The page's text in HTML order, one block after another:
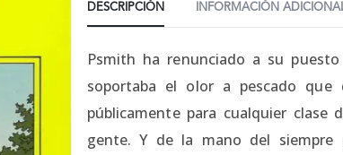
DESCRIPCIÓN INFORMACIÓN
Psmith ha renunciado a su
soportaba el olor a pescado
públicamente para cualquier clase
gente. Y de la mano del